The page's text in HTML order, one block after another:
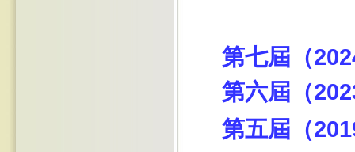
第七屆（
第六屆（
第五屆（